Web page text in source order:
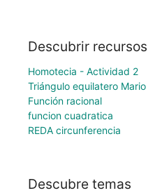
Descubrir recursos
Homotecia - Actividad 2
Triángulo equilatero Mario
Función racional
funcion cuadratica
REDA circunferencia
Descubre temas